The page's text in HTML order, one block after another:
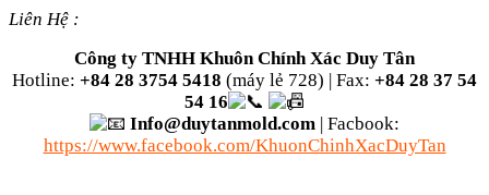
Liên Hệ :
Công ty TNHH Khuôn Chính Xác Duy Tân
Hotline: +84 28 3754 5418 (máy lẻ 728) | Fax: +84 28 37 54
54 16
Info@duytanmold.com | Facbook:
https://www.facebook.com/KhuonChinhXacDuyTan